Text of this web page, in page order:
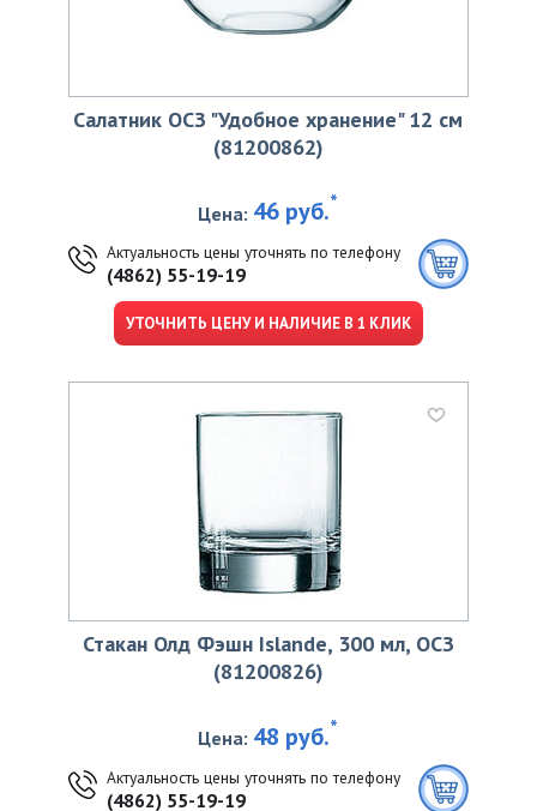
Салатник ОСЗ "Удобное хранение" 12 см
(81200862)
Цена: 46 руб.*
Актуальность цены уточнять по телефону
(4862) 55-19-19
УТОЧНИТЬ ЦЕНУ И НАЛИЧИЕ В 1 КЛИК
Стакан Олд Фэшн Islande, 300 мл, ОСЗ
(81200826)
Цена: 48 руб.*
Актуальность цены уточнять по телефону
(4862) 55-19-19